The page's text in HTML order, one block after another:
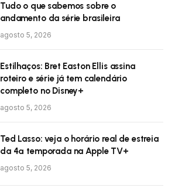
Tudo o que sabemos sobre o
andamento da série brasileira
agosto 5, 2026
Estilhaços: Bret Easton Ellis assina
roteiro e série já tem calendário
completo no Disney+
agosto 5, 2026
Ted Lasso: veja o horário real de estreia
da 4ª temporada na Apple TV+
agosto 5, 2026